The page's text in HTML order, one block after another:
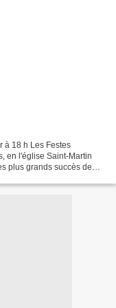
à 18 h Les Festes
en l'église Saint-Martin
plus grands succès de